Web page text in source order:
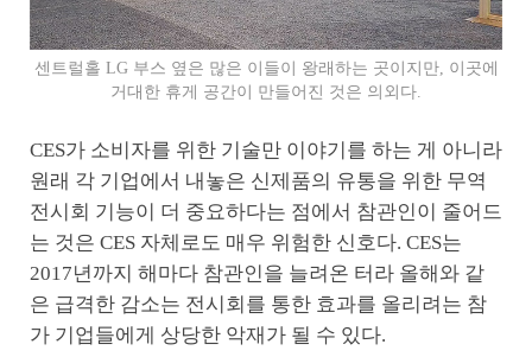
센트럴홀 LG 부스 옆은 많은 이들이 왕래하는 곳이지만, 이곳에
거대한 휴게 공간이 만들어진 것은 의외다.
CES가 소비자를 위한 기술만 이야기를 하는 게 아니라
원래 각 기업에서 내놓은 신제품의 유통을 위한 무역
전시회 기능이 더 중요하다는 점에서 참관인이 줄어드
는 것은 CES 자체로도 매우 위험한 신호다. CES는
2017년까지 해마다 참관인을 늘려온 터라 올해와 같
은 급격한 감소는 전시회를 통한 효과를 올리려는 참
가 기업들에게 상당한 악재가 될 수 있다.